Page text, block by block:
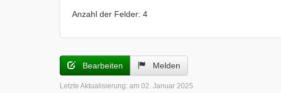
Anzahl der Felder: 4
Bearbeiten Melden
Letzte Aktualisierung: am 02. Januar 2025